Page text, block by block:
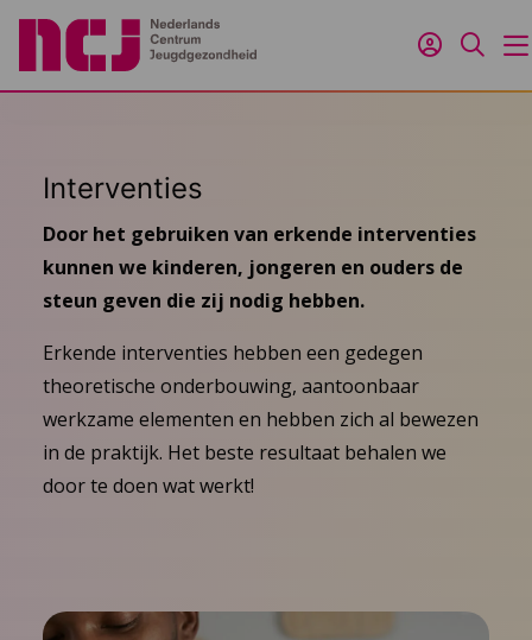
Inloggen
Interventies
Door het gebruiken van erkende interventies
kunnen we kinderen, jongeren en ouders de
steun geven die zij nodig hebben.
Erkende interventies hebben een gedegen
theoretische onderbouwing, aantoonbaar
werkzame elementen en hebben zich al bewezen
in de praktijk. Het beste resultaat behalen we
door te doen wat werkt!